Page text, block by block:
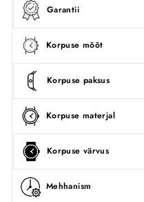
Garantii
Korpuse mõõt
Korpuse paksus
Korpuse materjal
Korpuse värvus
Mehhanism